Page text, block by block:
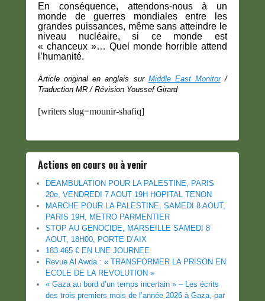
En conséquence, attendons-nous à un
monde de guerres mondiales entre les
grandes puissances, même sans atteindre le
niveau nucléaire, si ce monde est
« chanceux »… Quel monde horrible attend
l’humanité.
Article original en anglais sur Middle East Monitor/
Traduction MR / Révision Youssef Girard
[writers slug=mounir-shafiq]
Actions en cours ou à venir
DEAMBULATION POUR LA PALESTINE, PARIS
20e, VENDREDI 7 AOUT 19H HOPITAL TENON
MARCHE POUR LA PALESTINE, SAMEDI 8 AOUT,
PARIS 19H, METRO PARMENTIER
STOP AU GENOCIDE, MARSEILLE SAMEDI 8
AOUT, 18H00, PORTE D’AIX
183.465 € EN UNE JOURNEE
Revue Al Awda : « TRANSFORMER LA PRISON EN
ECOLE DE LA REVOLUTION »
« Gaza au bord d’un temps incertain » – Les écrits
des trois premiers mois de l’année 2026 à Gaza, par